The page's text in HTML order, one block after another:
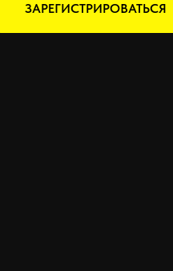
ЗАРЕГИСТРИРОВАТЬСЯ